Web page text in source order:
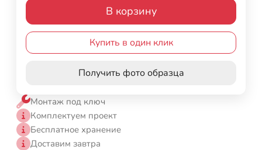
В корзину
Купить в один клик
Получить фото образца
Монтаж под ключ
Комплектуем проект
Бесплатное хранение
Доставим завтра